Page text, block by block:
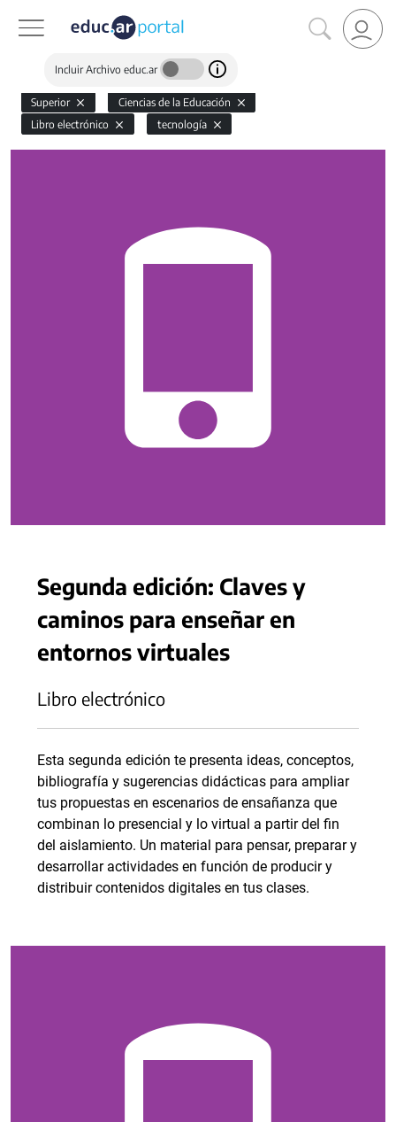
Incluir Archivo educ.ar
Superior
Ciencias de la Educación
Libro electrónico
tecnología
Segunda edición: Claves y
caminos para enseñar en
entornos virtuales
Libro electrónico
Esta segunda edición te presenta ideas, conceptos,
bibliografía y sugerencias didácticas para ampliar
tus propuestas en escenarios de ensañanza que
combinan lo presencial y lo virtual a partir del fin
del aislamiento. Un material para pensar, preparar y
desarrollar actividades en función de producir y
distribuir contenidos digitales en tus clases.